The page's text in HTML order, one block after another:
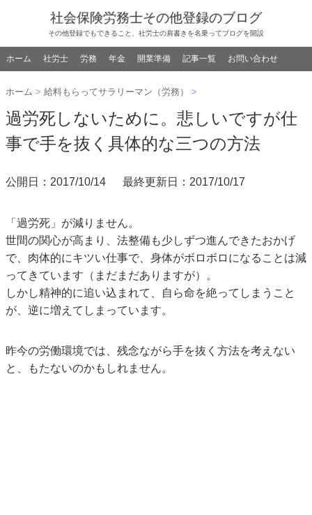
社会保険労務士その他登録のブログ
その他登録でもできること、社労士の肩書きを名乗ってブログを開設
ホーム 社労士 労務 年金 開業準備 記事一覧 お問い合わせ
ホーム > 給料もらってサラリーマン（労務） >
過労死しないために。悲しいですが仕
事で手を抜く具体的な三つの方法
公開日： 2017/10/14 最終更新日：2017/10/17
「過労死」が減りません。
世間の関心が高まり、法整備も少しずつ進んできたおかげ
で、肉体的にキツい仕事で、身体がボロボロになることは減
ってきています（まだまだありますが）。
しかし精神的に追い込まれて、自ら命を絶ってしまうこと
が、逆に増えてしまっています。
昨今の労働環境では、残念ながら手を抜く方法を考えない
と、もたないのかもしれません。